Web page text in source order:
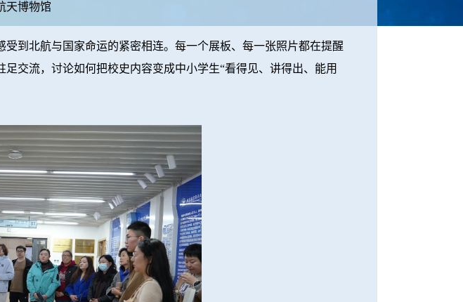
天博物馆
北航与国家命运的紧密相连。每一个展板、每一张照片都在提醒
交流，讨论如何把校史内容变成中小学生“看得见、讲得出、能用